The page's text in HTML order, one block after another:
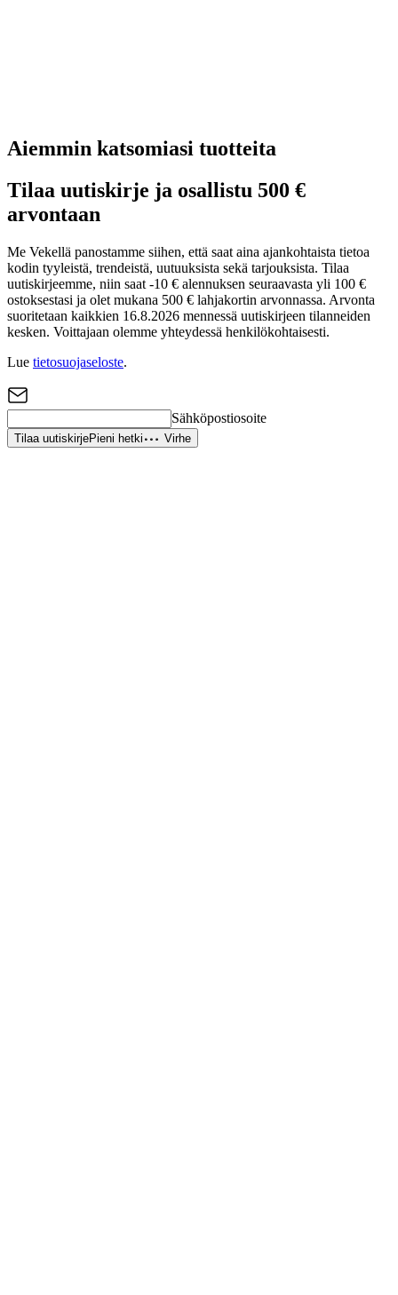
Aiemmin katsomiasi tuotteita
Tilaa uutiskirje ja osallistu 500 €
arvontaan
Me Vekellä panostamme siihen, että saat aina ajankohtaista tietoa
kodin tyyleistä, trendeistä, uutuuksista sekä tarjouksista. Tilaa
uutiskirjeemme, niin saat -10 € alennuksen seuraavasta yli 100 €
ostoksestasi ja olet mukana 500 € lahjakortin arvonnassa. Arvonta
suoritetaan kaikkien 16.8.2026 mennessä uutiskirjeen tilanneiden
kesken. Voittajaan olemme yhteydessä henkilökohtaisesti.
Lue tietosuojaseloste.
Sähköpostiosoite
Tilaa uutiskirjePieni hetki Virhe